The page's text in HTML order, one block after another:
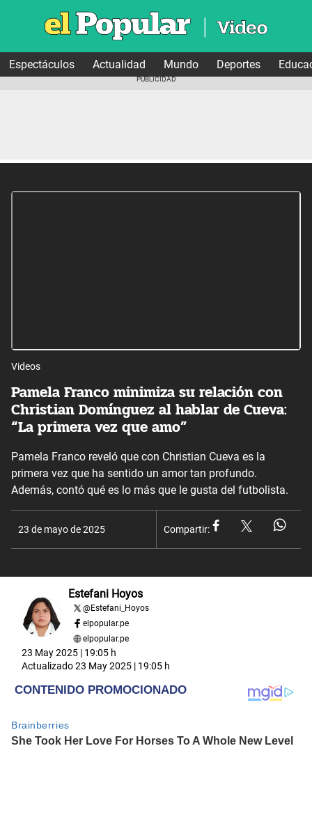
Espectáculos Actualidad Mundo Deportes
Videos
Pamela Franco minimiza su relación con
Christian Domínguez al hablar de Cueva:
“La primera vez que amo”
Pamela Franco reveló que con Christian Cueva es la
primera vez que ha sentido un amor tan profundo.
Además, contó qué es lo más que le gusta del futbolista.
23 de mayo de 2025 Compartir:
Estefani Hoyos
@Estefani_Hoyos
elpopular.pe
elpopular.pe
23 May 2025 | 19:05 h
Actualizado23 May 2025 | 19:05 h